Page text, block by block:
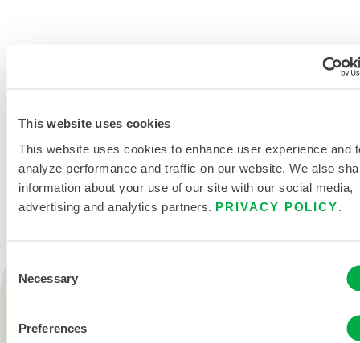
This website uses cookies
This website uses cookies to enhance user experience and
analyze performance and traffic on our website. We also
information about your use of our site with our social media,
advertising and analytics partners. PRIVACY POLICY
Selection
Necessary
Preferences
Produkte
Chemisch